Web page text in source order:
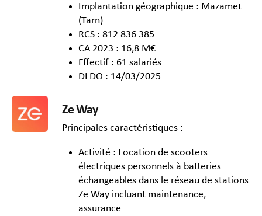
Implantation géographique : Mazamet
(Tarn)
RCS : 812 836 385
CA 2023 : 16,8 M€
Effectif : 61 salariés
DLDO : 14/03/2025
Ze Way
Principales caractéristiques :
Activité : Location de scooters
électriques personnels à batteries
échangeables dans le réseau de stations
Ze Way incluant maintenance,
assurance